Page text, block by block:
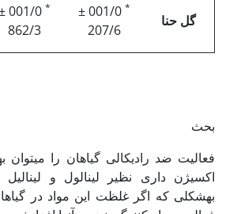
*
0 ±
862/3
*
001/0 ±
207/6
گل حنا
بحث
فعالیت ضد رادیکالی گیاهان را می‏توان
اکسیژن داری نظیر لینالول و
به‏شکلی که اگر غلظت این مواد در